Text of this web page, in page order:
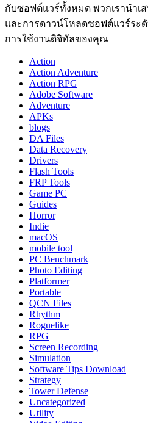
Crack
กับซอฟต์แวร์ทั้งหมด พวกเรานำเ
และการดาวน์โหลดซอฟต์แวร์ระ
การใช้งานดิจิทัลของคุณ
Action
Action Adventure
Action RPG
Adobe Software
Adventure
APKs
blogs
DA Files
Data Recovery
Drivers
Flash Tools
FRP Tools
Game PC
Guides
Horror
Indie
macOS
mobile tool
PC Benchmark
Photo Editing
Platformer
Portable
QCN Files
Rhythm
Roguelike
RPG
Screen Recording
Simulation
Software Tips Download
Strategy
Tower Defense
Uncategorized
Utility